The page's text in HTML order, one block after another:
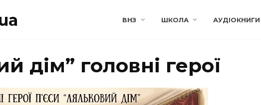
ВНЗ ШКОЛА АУДІОКНИГИ
дім” головні герої